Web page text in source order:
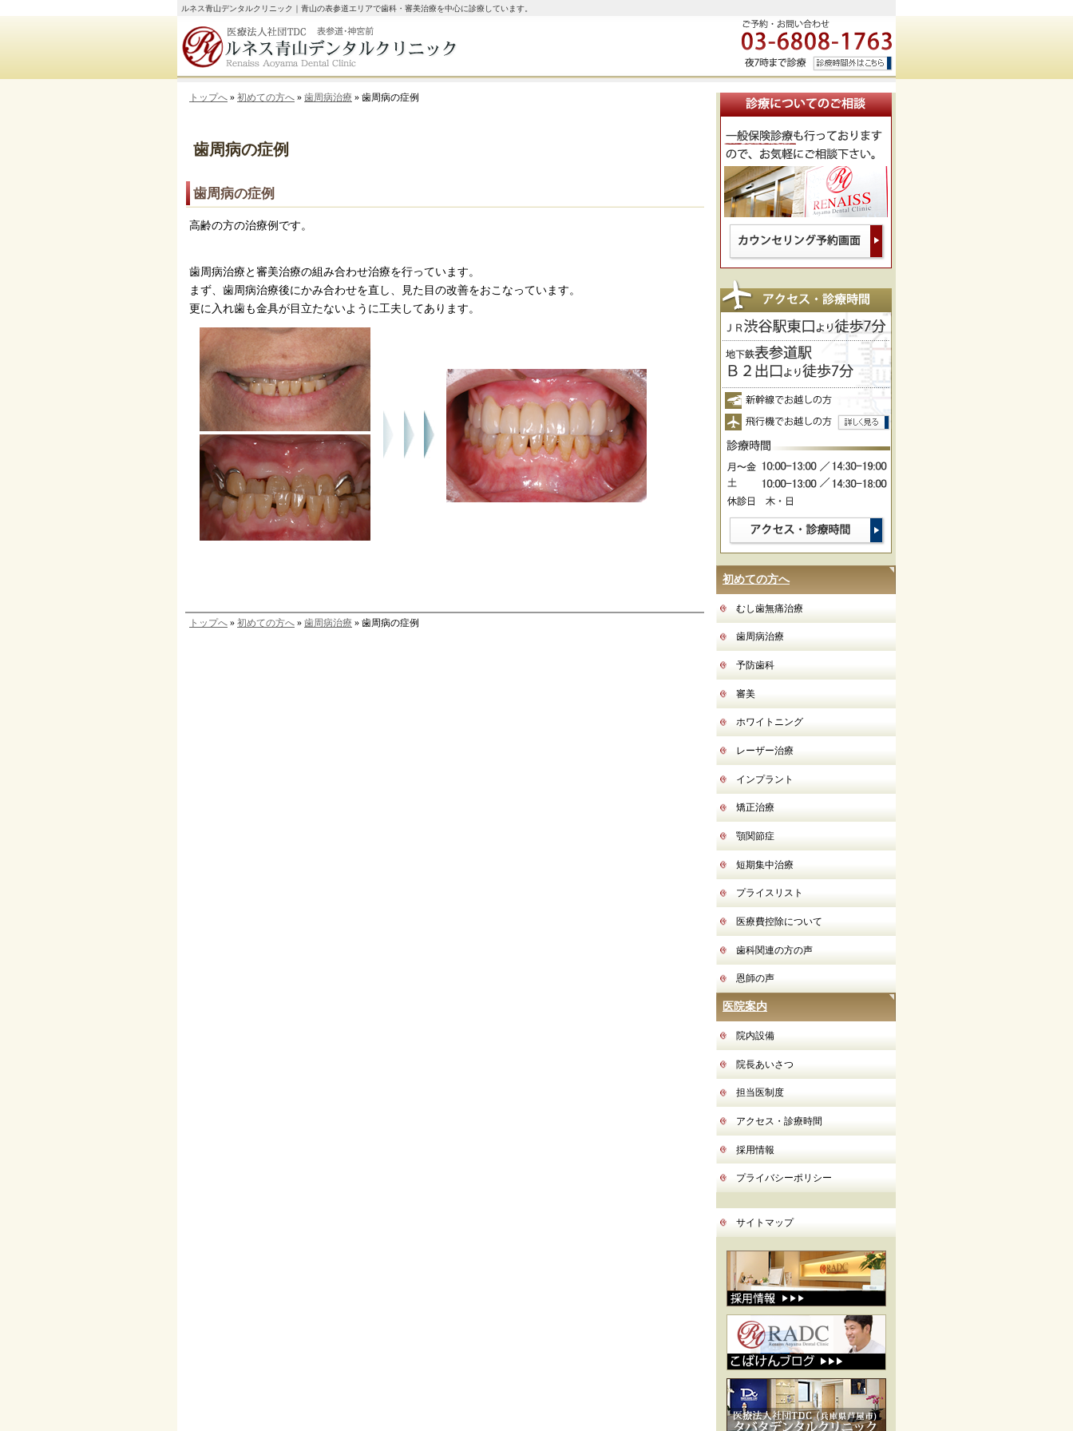
歯周病の症例
ルネス青山デンタルクリニック｜青山の表参道エリアで歯科・審美治療を中心に診療しています。
トップへ » 初めての方へ » 歯周病治療 » 歯周病の症例
歯周病の症例
高齢の方の治療例です。
歯周病治療と審美治療の組み合わせ治療を行っています。
まず、歯周病治療後にかみ合わせを直し、見た目の改善をおこなっています。
更に入れ歯も金具が目立たないように工夫してあります。
トップへ » 初めての方へ » 歯周病治療 » 歯周病の症例
初めての方へ
むし歯無痛治療
歯周病治療
予防歯科
審美
ホワイトニング
レーザー治療
インプラント
矯正治療
顎関節症
短期集中治療
プライスリスト
医療費控除について
歯科関連の方の声
恩師の声
医院案内
院内設備
院長あいさつ
担当医制度
アクセス・診療時間
採用情報
プライバシーポリシー
サイトマップ